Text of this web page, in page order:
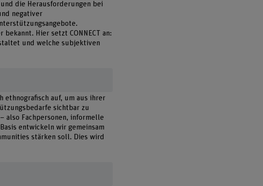
die Herausforderungen bei
negativer
Hier setzt CONNECT an:
und welche subjektiven
ethnografisch auf, um aus ihrer
sichtbar zu
also Fachpersonen, informelle
entwickeln wir gemeinsam
stärken soll. Dies wird